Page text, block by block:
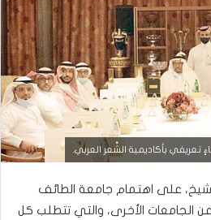
تعريفي بأكاديمية الشِّعر العربي.
على اهتمام جامعة الطائف
الجامعات الأخرى، والتي تتطلب كل